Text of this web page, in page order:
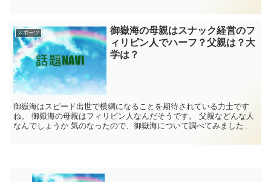
スポーツ
御嶽海の母親はスナック経営のフ
ィリピン人でハーフ？父親は？大
学は？
御嶽海はスピード出世で横綱になることを期待されている力士です
ね。 御嶽海の母親はフィリピン人なんだそうです。 父親などんな人
なんでしょうか 気のなったので、御嶽海について調べてみました。